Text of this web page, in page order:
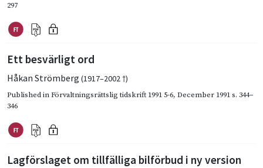
297
Ett besvärligt ord
Håkan Strömberg (1917–2002 †)
Published inFörvaltningsrättslig tidskrift 1991 5-6, December 1991s. 344–
346
Lagförslaget om tillfälliga bilförbud i ny version